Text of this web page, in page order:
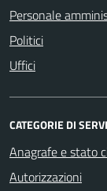
Personale
Politici
Uffici
CATEGORIE DI
Anagrafe e stato
Autorizzazioni